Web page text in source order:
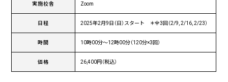
実施校舎 Zoom
日程 2025年2月9日（日）スタート ＊全3回（2/9, 2/16, 2/23）
時間 10時00分〜12時00分（120分×3回）
価格 26,400円（税込）